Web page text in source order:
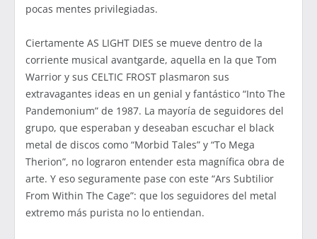
pocas mentes privilegiadas.
Ciertamente AS LIGHT DIES se mueve dentro de la
corriente musical avantgarde, aquella en la que Tom
Warrior y sus CELTIC FROST plasmaron sus
extravagantes ideas en un genial y fantástico “Into The
Pandemonium” de 1987. La mayoría de seguidores del
grupo, que esperaban y deseaban escuchar el black
metal de discos como “Morbid Tales” y “To Mega
Therion”, no lograron entender esta magnífica obra de
arte. Y eso seguramente pase con este “Ars Subtilior
From Within The Cage”: que los seguidores del metal
extremo más purista no lo entiendan.